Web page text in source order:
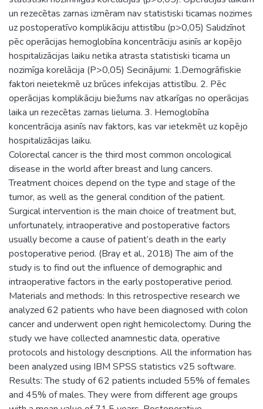
un rezecētas zarnas izmēram nav statistiski ticamas nozimes
uz postoperatīvo komplikāciju attistību (p>0,05) Salidzīnot
pēc operācijas hemoglobīna koncentrāciju asinīs ar kopējo
hospitalizācijas laiku netika atrasta statistiski ticama un
nozimīga korelācija (P>0,05) Secinājumi: 1.Demogrāfiskie
faktori neietekmē uz brūces infekcijas attistību. 2. Pēc
operācijas komplikāciju biežums nav atkarīgas no operācijas
laika un rezecētas zarnas lieluma. 3. Hemoglobīna
koncentrācija asinīs nav faktors, kas var ietekmēt uz kopējo
hospitalizācijas laiku.
Colorectal cancer is the third most common oncological
disease in the world after breast and lung cancers.
Treatment choices depend on the type and stage of the
tumor, as well as the general condition of the patient.
Surgical intervention is the main choice of treatment but,
unfortunately, intraoperative and postoperative factors
usually become a cause of patient’s death in the early
postoperative period. (Bray et al., 2018) The aim of the
study is to find out the influence of demographic and
intraoperative factors in the early postoperative period.
Materials and methods: In this retrospective research we
analyzed 62 patients who have been diagnosed with colon
cancer and underwent open right hemicolectomy. During the
study we have collected anamnestic data, operative
protocols and histology descriptions. All the information has
been analyzed using IBM SPSS statistics v25 software.
Results: The study of 62 patients included 55% of females
and 45% of males. They were from different age groups